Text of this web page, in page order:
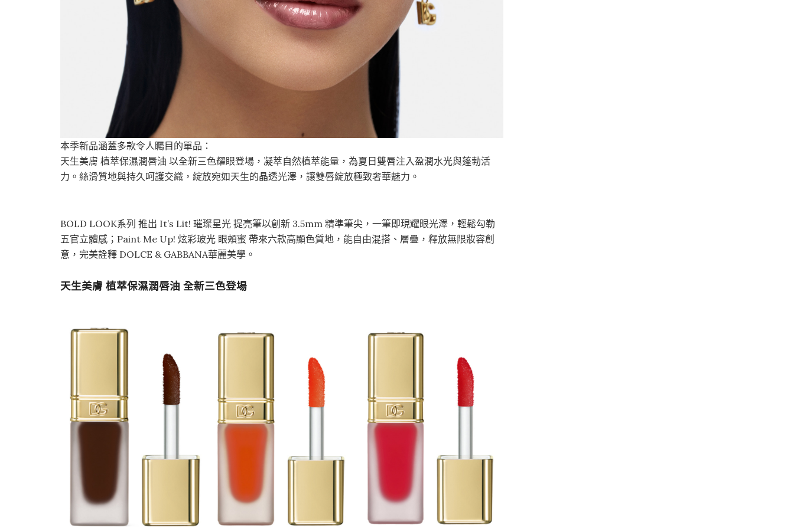
本季新品涵蓋多款令人矚目的單品：
天生美膚 植萃保濕潤唇油 以全新三色耀眼登場，凝萃自然植萃能量，為夏日雙唇注入盈潤水光與蓬勃活
力。絲滑質地與持久呵護交織，綻放宛如天生的晶透光澤，讓雙唇綻放極致奢華魅力。
BOLD LOOK系列 推出 It’s Lit! 璀璨星光 提亮筆以創新 3.5mm 精準筆尖，一筆即現耀眼光澤，輕鬆勾勒
五官立體感；Paint Me Up! 炫彩玻光 眼頰蜜 帶來六款高顯色質地，能自由混搭、層疊，釋放無限妝容創
意，完美詮釋 DOLCE & GABBANA華麗美學。
天生美膚 植萃保濕潤唇油 全新三色登場